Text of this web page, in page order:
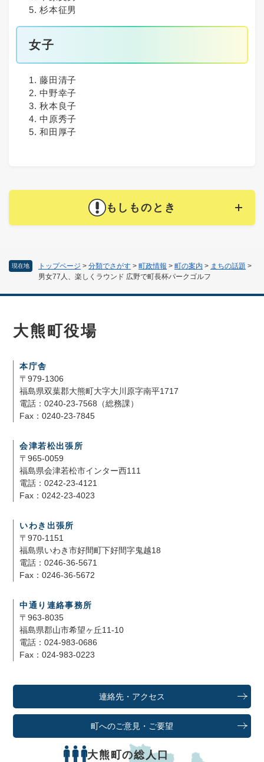
現在地 トップページ > 分類でさがす > 町政情報 > 町の案内 > まちの話題 >
男女77人、楽しくラウンド 広野で町長杯パークゴルフ
杉本征男
女子
藤田清子
中野幸子
秋本良子
中原秀子
和田厚子
もしものとき
大熊町役場
本庁舎
〒979-1306
福島県双葉郡大熊町大字大川原字南平1717
電話：0240-23-7568（総務課）
Fax：0240-23-7845
会津若松出張所
〒965-0059
福島県会津若松市インター西111
電話：0242-23-4121
Fax：0242-23-4023
いわき出張所
〒970-1151
福島県いわき市好間町下好間字鬼越18
電話：0246-36-5671
Fax：0246-36-5672
中通り連絡事務所
〒963-8035
福島県郡山市希望ヶ丘11-10
電話：024-983-0686
Fax：024-983-0223
連絡先・アクセス
町へのご意見・ご要望
大熊町の総人口